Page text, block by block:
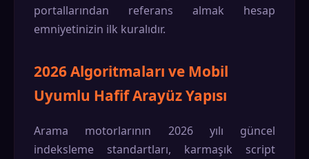
portallarından referans almak hesap
emniyetinizin ilk kuralıdır.
2026 Algoritmaları ve Mobil
Uyumlu Hafif Arayüz Yapısı
Arama motorlarının 2026 yılı güncel
indeksleme standartları, karmaşık script